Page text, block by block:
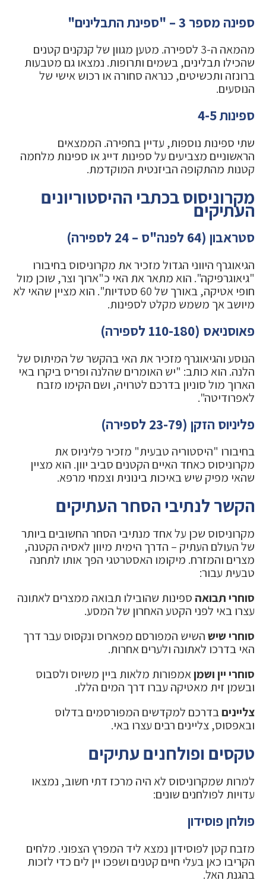
ספינה מספר 3 – "ספינת התבלינים"
מהמאה ה-3 לספירה. מטען מגוון של קנקנים קטנים
שהכילו תבלינים, בשמים ותרופות. נמצאו גם מטבעות
ברונזה ותכשיטים, כנראה סחורה או רכוש אישי של
הנוסעים.
ספינות 4-5
שתי ספינות נוספות, עדיין בחפירה. הממצאים
הראשוניים מצביעים על ספינות דייג או ספינות מלחמה
קטנות מהתקופה הביזנטית המוקדמת.
מקרוניסוס בכתבי ההיסטוריונים
העתיקים
סטראבון (64 לפנה"ס – 24 לספירה)
הגיאוגרף היווני הגדול מזכיר את מקרוניסוס בחיבורו
"גיאוגרפיקה". הוא מתאר את האי כ"ארוך וצר, שוכן מול
חופי אטיקה, באורך של 60 סטדיות". הוא מציין שהאי לא
מיושב אך משמש מקלט לספינות.
פאוסניאס (110-180 לספירה)
הנוסע והגיאוגרף מזכיר את האי בהקשר של המיתוס של
הלנה. הוא כותב: "יש האומרים שהלנה ופריס ביקרו באי
הארוך מול סוניון בדרכם לטרויה, ושם הקימו מזבח
לאפרודיטה".
פליניוס הזקן (23-79 לספירה)
בחיבורו "היסטוריה טבעית" מזכיר פליניוס את
מקרוניסוס כאחד האיים הקטנים סביב יוון. הוא מציין
שהאי מפיק שיש באיכות בינונית וצמחי מרפא.
הקשר לנתיבי הסחר העתיקים
מקרוניסוס שכן על אחד מנתיבי הסחר החשובים ביותר
של העולם העתיק – הדרך הימית מיוון לאסיה הקטנה,
מצרים והמזרח. מיקומו האסטרטגי הפך אותו לתחנה
טבעית עבור:
סוחרי תבואה ספינות שהובילו תבואה ממצרים לאתונה
עצרו באי לפני הקטע האחרון של המסע.
סוחרי שישהשיש המפורסם מפארוס ונקסוס עבר דרך
האי בדרכו לאתונה ולערים אחרות.
סוחרי יין ושמןאמפורות מלאות ביין משיוס ולסבוס
ובשמן זית מאטיקה עברו דרך המים הללו.
צלייניםבדרכם למקדשים המפורסמים בדלוס
ובאפסוס, צליינים רבים עצרו באי.
טקסים ופולחנים עתיקים
למרות שמקרוניסוס לא היה מרכז דתי חשוב, נמצאו
עדויות לפולחנים שונים:
פולחן פוסידון
מזבח קטן לפוסידון נמצא ליד המפרץ הצפוני. מלחים
הקריבו כאן בעלי חיים קטנים ושפכו יין לים כדי לזכות
בהגנת האל.